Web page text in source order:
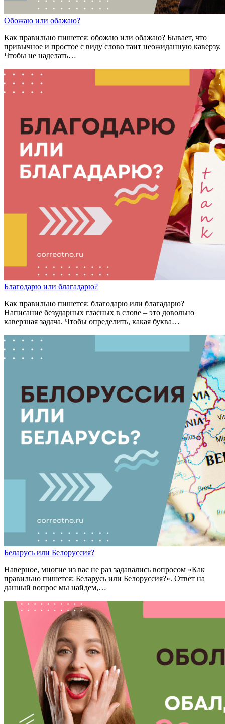
Обожаю или обажаю?
Как правильно пишется: обожаю или обажаю? Бывает, что
привычное и простое с виду слово таит неожиданную каверзу.
Чтобы не наделать…
Благодарю или благадарю?
Как правильно пишется: благодарю или благадарю?
Написание безударных гласных в слове – это довольно
каверзная задача. Чтобы определить, какая буква…
Беларусь или Белоруссия?
Наверное, многие из вас не раз задавались вопросом «Как
правильно пишется: Беларусь или Белоруссия?». Ответ на
данный вопрос мы найдем,…